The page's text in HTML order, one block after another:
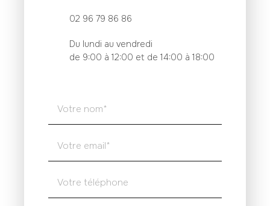
02 96 79 86 86
Du lundi au vendredi
de 9:00 à 12:00 et de 14:00 à 18:00